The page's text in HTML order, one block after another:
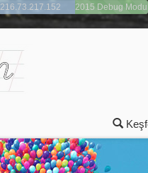
216.73.217.152
2015 Debug Modu
Açık